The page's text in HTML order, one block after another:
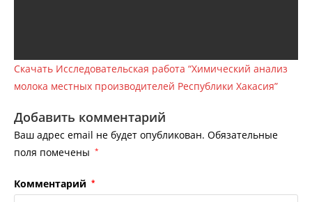
Скачать Исследовательская работа “Химический анализ
молока местных производителей Республики Хакасия”
Добавить комментарий
Ваш адрес email не будет опубликован. Обязательные
поля помечены *
Комментарий *